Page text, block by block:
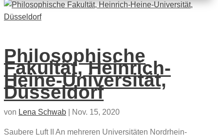
Philosophische
Fakultät, Heinrich-
Heine-Universität,
Düsseldorf
von Lena Schwab Nov. 15, 2020
Saubere Luft II An mehreren Universitäten Nordrhein-